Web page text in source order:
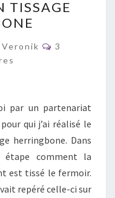
TISSAGE
Veronik
3
par un partenariat
qui j’ai réalisé le
herringbone. Dans
étape comment la
est tissé le fermoir.
repéré celle-ci sur